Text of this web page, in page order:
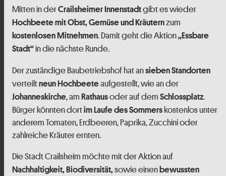
Mitten in derCrailsheimer Innenstadtgibt es wieder
Hochbeete mit Obst, Gemüse und Kräuternzum
kostenlosen Mitnehmen. Damit geht die Aktion„Essbare
Stadt“in die nächste Runde.
Der zuständige Baubetriebshof hat ansieben Standorten
verteiltneun Hochbeeteaufgestellt, wie an der
Johanneskirche, am Rathausoder auf dem Schlossplatz.
Bürger könnten dortim Laufe des Sommerskostenlos unter
anderem Tomaten, Erdbeeren, Paprika, Zucchini oder
zahlreiche Kräuter ernten.
Die Stadt Crailsheim möchte mit der Aktion auf
Nachhaltigkeit, Biodiversität, sowie einenbewussten